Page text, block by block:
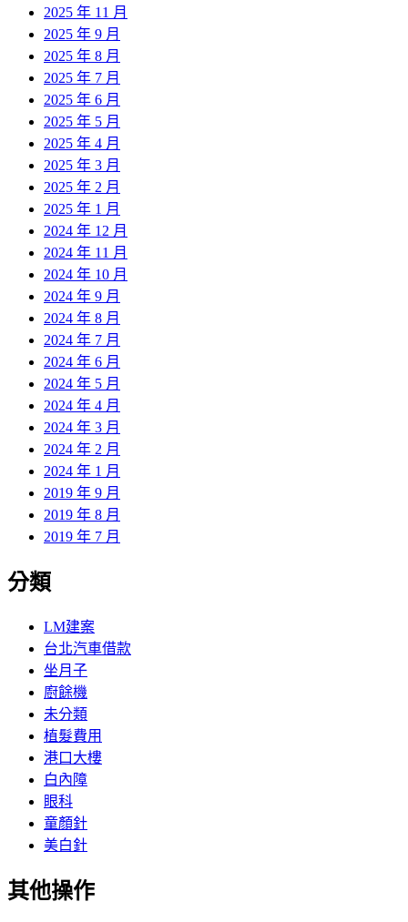
2025 年 11 月
2025 年 9 月
2025 年 8 月
2025 年 7 月
2025 年 6 月
2025 年 5 月
2025 年 4 月
2025 年 3 月
2025 年 2 月
2025 年 1 月
2024 年 12 月
2024 年 11 月
2024 年 10 月
2024 年 9 月
2024 年 8 月
2024 年 7 月
2024 年 6 月
2024 年 5 月
2024 年 4 月
2024 年 3 月
2024 年 2 月
2024 年 1 月
2019 年 9 月
2019 年 8 月
2019 年 7 月
分類
LM建案
台北汽車借款
坐月子
廚餘機
未分類
植髮費用
港口大樓
白內障
眼科
童顏針
美白針
其他操作